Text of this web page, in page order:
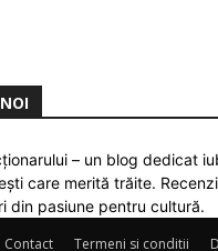
– un blog dedicat
care merită trăite.
din pasiune pentru cultură.
Contact
Termeni si conditii